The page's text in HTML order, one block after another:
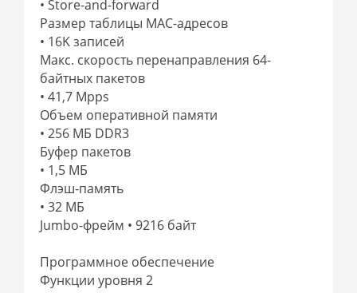
• Store-and-forward
Размер таблицы МАС-адресов
• 16K записей
Макс. скорость перенаправления 64-
байтных пакетов
• 41,7 Mpps
Объем оперативной памяти
• 256 МБ DDR3
Буфер пакетов
• 1,5 МБ
Флэш-память
• 32 МБ
Jumbo-фрейм • 9216 байт
Программное обеспечение
Функции уровня 2